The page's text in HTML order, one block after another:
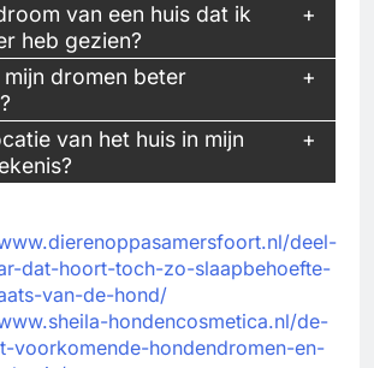
van een huis dat ik
heb gezien?
dromen beter
van het huis in mijn
deel-
dat-hoort-toch-zo-slaapbehoefte-
van-de-hond/
hondencosmetica.nl/de-
voorkomende-hondendromen-en-